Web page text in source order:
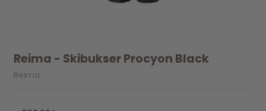
Reima - Skibukser Procyon Black
Reima